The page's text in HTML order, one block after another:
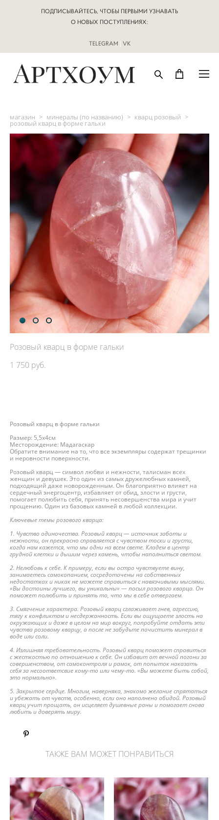
ПОДПИСЫВАЙТЕСЬ, ЧТОБЫ ПЕРВЫМИ УЗНАВАТЬ
О НОВЫХ ПОСТУПЛЕНИЯХ:
TELEGRAM | VK
магазин > минералы (по названию) > кварц розовый >
розовый кварц в форме гальки
Розовый кварц в форме гальки
1 750 pуб.
Розовый кварц в форме гальки
Размер: 5,5х4см
Месторождение: Мадагаскар
Обратите внимание на то, что все экземпляры содержат трещинки
и неровности поверхности.
Розовый кварц — символ любви и нежности, талисман всех
женщин и девушек. Это один из самых дружелюбных камней,
подходящий даже новорожденным. Он благоприятно влияет на
сердечный энергоцентр, избавляет от обид, злости и грусти,
помогает полюбить себя, принять несовершенства мира и учит
прощению. Один из базовых камней в любой коллекции.
Ключевые темы розового кварца:
1. Чувство одиночества. Розовый кварц — источник заботы и
нежности, он прекрасно справляется с чувством тоски и грусти,
когда нам кажется, что мы одни на всем свете. Кладем в центр
грудной клетки и дышим через камень, чтобы наполниться светом.
2. Нелюбовь к себе. К примеру, если вы остро чувствуете вину,
занимаетесь самокопанием, сосредоточены на собственных
недостатках и никак не можете справиться с навязчивыми мыслями.
«Вы достоины лучшего, вы уникальны» — посыл розового кварца. Он
поможет полюбить и принять то, что мы в себе отвергаем.
3. Смягчение характера. Розовый кварц сглаживает гнев, агрессию,
тягу к конфликтам и несдержанность. Если вы ощущаете злость на
окружающих и даже в целом на мир вокруг, попробуйте отдать эти
чувства розовому кварцу, а после не забудьте почистить минерал в
воде или соли.
4. Излишняя требовательность. Розовый кварц поможет справиться
с жесткостью по отношению к себе. Он избавит от вечной погони за
совершенством, от самоконтроля и рамок, от попыток наказать
себя за несоответсвие кому-то или чему-то. «Вы можете быть собой,
это нормально».
5. Закрытое сердце. Многим, наверняка, знакомо желание спрятаться
и убежать от чувств, особенно, если оно наполнено обидой. Розовый
кварц учит прощать, он исцеляет душевные раны и помогает снова
любить и доверять миру.
ТАКЖЕ ВАМ МОЖЕТ ПОНРАВИТЬСЯ